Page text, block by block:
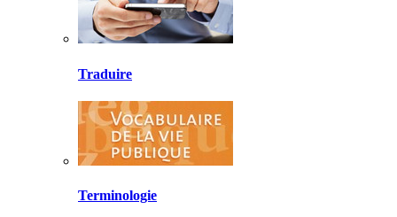
Traduire
Terminologie